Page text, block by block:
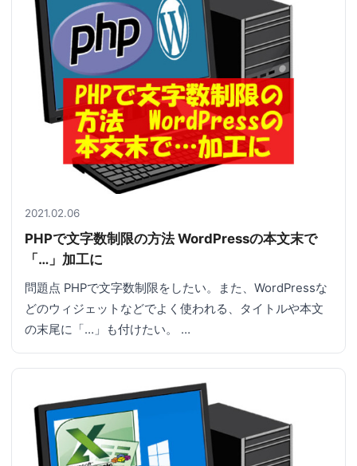
2021.02.06
PHPで文字数制限の方法 WordPressの本文末で
「…」加工に
問題点 PHPで文字数制限をしたい。また、WordPressな
どのウィジェットなどでよく使われる、タイトルや本文
の末尾に「…」も付けたい。 …